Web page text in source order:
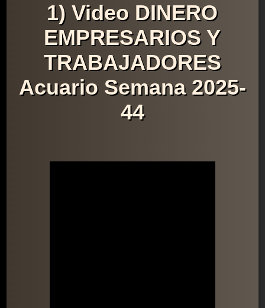
1) Video DINERO
EMPRESARIOS Y
TRABAJADORES
Acuario Semana 2025-
44